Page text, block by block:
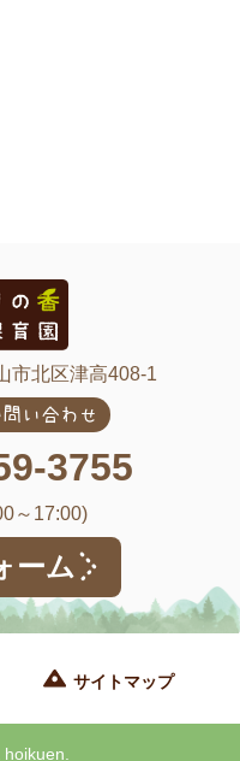
市北区津高408-1
い合わせ
3755
～17:00)
ーム
サイトマップ